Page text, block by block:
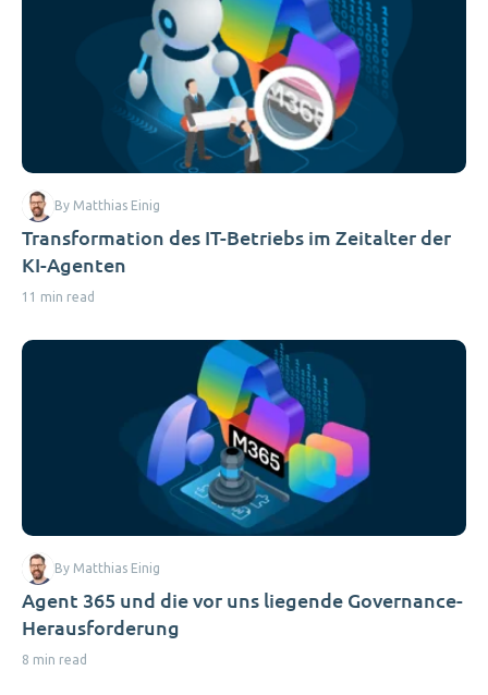
Transformation des IT-Betriebs im Zeitalter der
KI-Agenten
11 min read
By Matthias Einig
Agent 365 und die vor uns liegende Governance-
Herausforderung
8 min read
By Matthias Einig